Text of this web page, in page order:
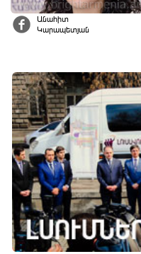
Անահիտ
Կարապետյան